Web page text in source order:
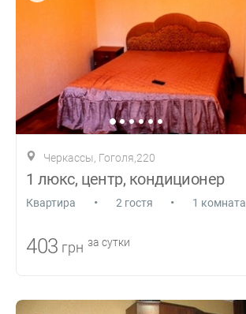
Черкассы, Гоголя,220
1 люкс, центр, кондиционер
Квартира • 2 гостя • 1 комната
403 грн за сутки